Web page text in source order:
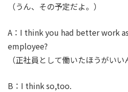
（うん、その予定だよ。）
A：I think you had better work
employee?
（正社員として働いたほうがいい
B：I think so,too.